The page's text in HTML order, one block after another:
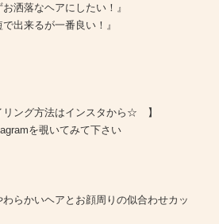
洒落なヘアにしたい！』
出来るが一番良い！』
リング方法はインスタから☆ 】
を覗いてみて下さい
らかいヘアとお顔周りの似合わせカッ